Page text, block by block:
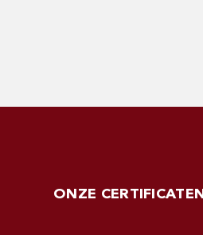
ONZE CERTIFICATEN